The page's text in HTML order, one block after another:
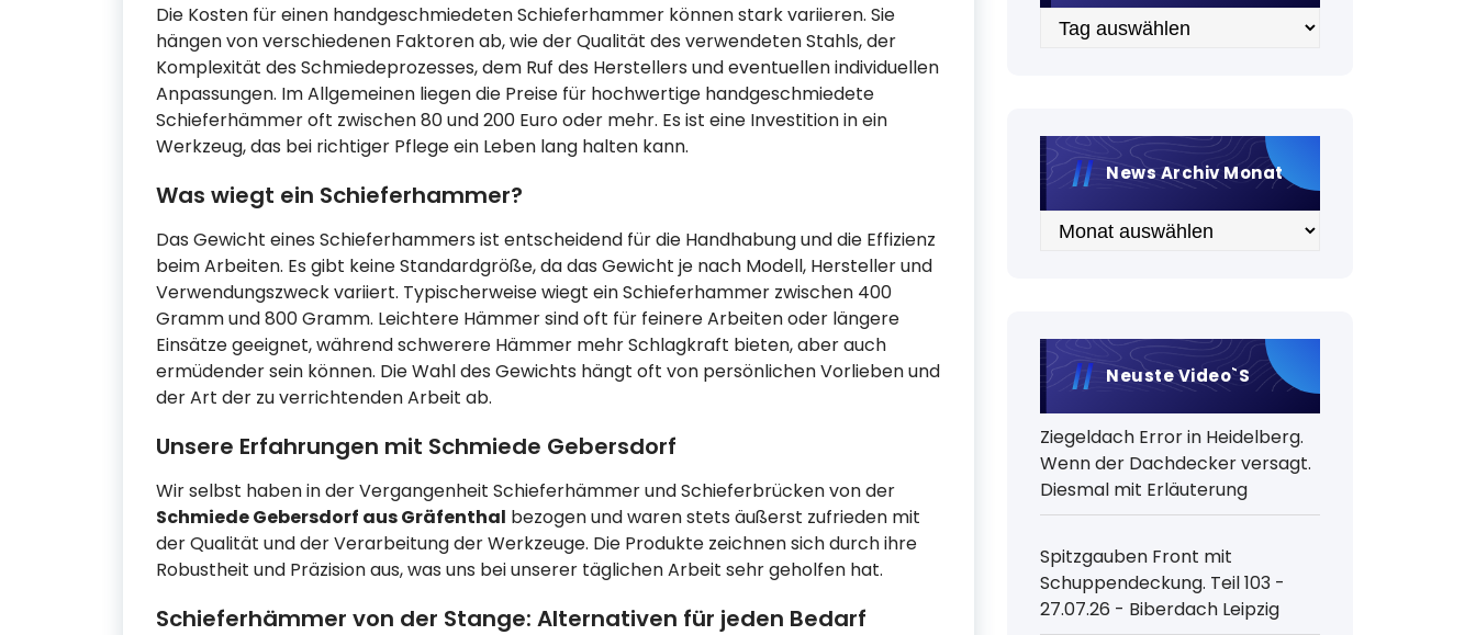
Die Kosten für einen handgeschmiedeten Schieferhammer können stark variieren. Sie
hängen von verschiedenen Faktoren ab, wie der Qualität des verwendeten Stahls, der
Komplexität des Schmiedeprozesses, dem Ruf des Herstellers und eventuellen individuellen
Anpassungen. Im Allgemeinen liegen die Preise für hochwertige handgeschmiedete
Schieferhämmer oft zwischen 80 und 200 Euro oder mehr. Es ist eine Investition in ein
Werkzeug, das bei richtiger Pflege ein Leben lang halten kann.
Was wiegt ein Schieferhammer?
Das Gewicht eines Schieferhammers ist entscheidend für die Handhabung und die Effizienz
beim Arbeiten. Es gibt keine Standardgröße, da das Gewicht je nach Modell, Hersteller und
Verwendungszweck variiert. Typischerweise wiegt ein Schieferhammer zwischen 400
Gramm und 800 Gramm. Leichtere Hämmer sind oft für feinere Arbeiten oder längere
Einsätze geeignet, während schwerere Hämmer mehr Schlagkraft bieten, aber auch
ermüdender sein können. Die Wahl des Gewichts hängt oft von persönlichen Vorlieben und
der Art der zu verrichtenden Arbeit ab.
Unsere Erfahrungen mit Schmiede Gebersdorf
Wir selbst haben in der Vergangenheit Schieferhämmer und Schieferbrücken von der
Schmiede Gebersdorf aus Gräfenthal bezogen und waren stets äußerst zufrieden mit
der Qualität und der Verarbeitung der Werkzeuge. Die Produkte zeichnen sich durch ihre
Robustheit und Präzision aus, was uns bei unserer täglichen Arbeit sehr geholfen hat.
Schieferhämmer von der Stange: Alternativen für jeden Bedarf
Archiv
News Archiv Monat
Archiv
Neuste Video`s
Ziegeldach Error in Heidelberg.
Wenn der Dachdecker versagt.
Diesmal mit Erläuterung
Spitzgauben Front mit
Schuppendeckung. Teil 103 -
27.07.26 - Biberdach Leipzig